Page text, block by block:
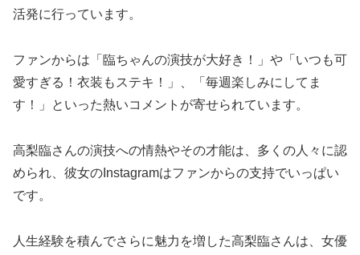
活発に行っています。
ファンからは「臨ちゃんの演技が大好き！」や「いつも可
愛すぎる！衣装もステキ！」、「毎週楽しみにしてま
す！」といった熱いコメントが寄せられています。
高梨臨さんの演技への情熱やその才能は、多くの人々に認
められ、彼女のInstagramはファンからの支持でいっぱい
です。
人生経験を積んでさらに魅力を増した高梨臨さんは、女優